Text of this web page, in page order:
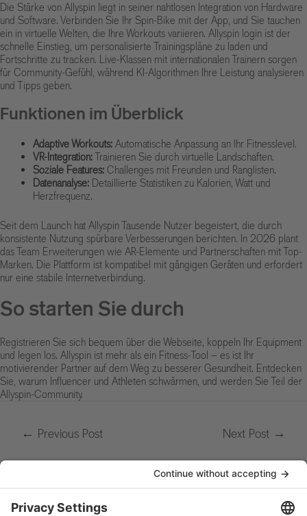
Die Stärke von Allyspin liegt in seiner nahtlosen Integration von Hardware
und Software. Verbinden Sie Ihr Spin-Bike mit der App, und Sie tauchen
ein in virtuelle Welten, die Ihre Workouts variieren. Allyspin login ist der
schnelle Einstieg, um personalisierte Trainingspläne zu laden und
Fortschritte zu tracken. Live-Klassen mit internationalen Trainern sorgen
für Community-Gefühl, während KI-Algorithmen Ihre Leistung analysieren
und Tipps geben.
Funktionen im Überblick
Adaptive Workouts: Automatische Anpassung an Ihr Fitnesslevel.
VR-Integration:Trainieren Sie durch virtuelle Landschaften.
Soziale Features: Challenges mit Freunden und Ranglisten.
Datenanalyse: Detaillierte Statistiken zu Kalorien, Watt und
Herzfrequenz.
Seit dem Launch hat Allyspin Tausende Nutzer begeistert, die durch
konsistente Nutzung spürbare Verbesserungen berichten. In 2026 plant
das Team Erweiterungen wie AR-Elemente und Partnerschaften mit Top-
Marken. Die Plattform ist kompatibel mit gängigen Geräten und erfordert
nur eine stabile Internetverbindung.
So starten Sie durch
Registrieren Sie sich bequem über die Webseite, koppeln Ihr Equipment
und legen los. Allyspin ist mehr als ein Fitness-Tool – es ist Ihr
motivierender Partner auf dem Weg zu besserer Gesundheit. Entdecken
Sie, warum Influencer und Athleten schwärmen, und werden Sie Teil der
Allyspin-Community.
← Previous Post Next Post →